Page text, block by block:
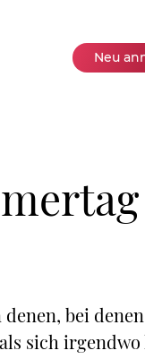
Neu
bei
sich